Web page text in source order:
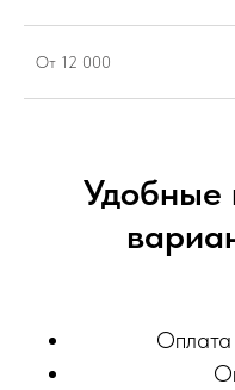
От 12 000
Удобные
Оплата